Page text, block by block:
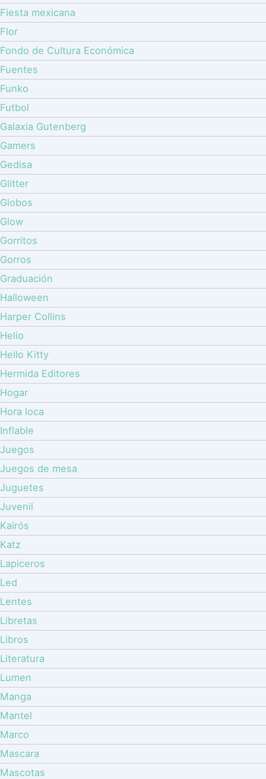
Fiesta mexicana
Flor
Fondo de Cultura Económica
Fuentes
Funko
Futbol
Galaxia Gutenberg
Gamers
Gedisa
Glitter
Globos
Glow
Gorritos
Gorros
Graduación
Halloween
Harper Collins
Helio
Hello Kitty
Hermida Editores
Hogar
Hora loca
Inflable
Juegos
Juegos de mesa
Juguetes
Juvenil
Kairós
Katz
Lapiceros
Led
Lentes
Libretas
Libros
Literatura
Lumen
Manga
Mantel
Marco
Mascara
Mascotas